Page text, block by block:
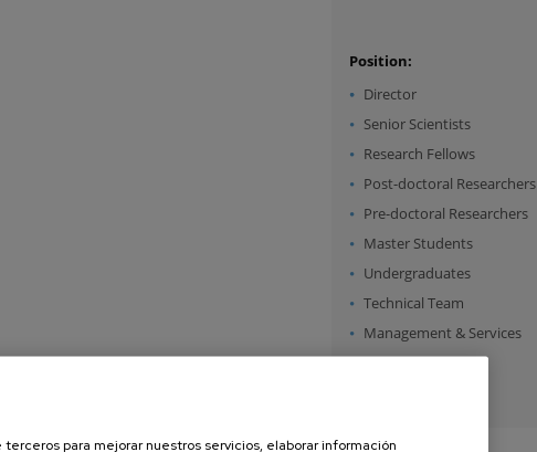
Position:
Director
Senior Scientists
Research Fellows
Post-doctoral Researchers
Pre-doctoral Researchers
Master Students
Undergraduates
Technical Team
Management & Services
Guest Researchers
para mejorar nuestros servicios, elaborar información